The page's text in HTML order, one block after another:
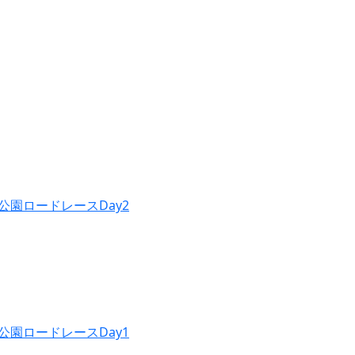
園ロードレースDay2
園ロードレースDay1